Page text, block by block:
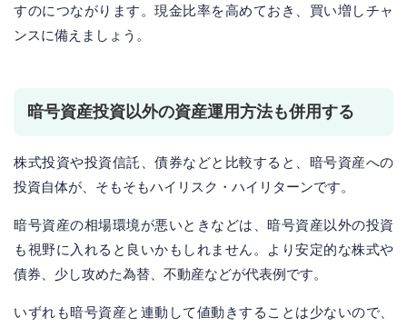
すのにつながります。現金比率を高めておき、買い増しチャ
ンスに備えましょう。
暗号資産投資以外の資産運用方法も併用する
株式投資や投資信託、債券などと比較すると、暗号資産への
投資自体が、そもそもハイリスク・ハイリターンです。
暗号資産の相場環境が悪いときなどは、暗号資産以外の投資
も視野に入れると良いかもしれません。より安定的な株式や
債券、少し攻めた為替、不動産などが代表例です。
いずれも暗号資産と連動して値動きすることは少ないので、